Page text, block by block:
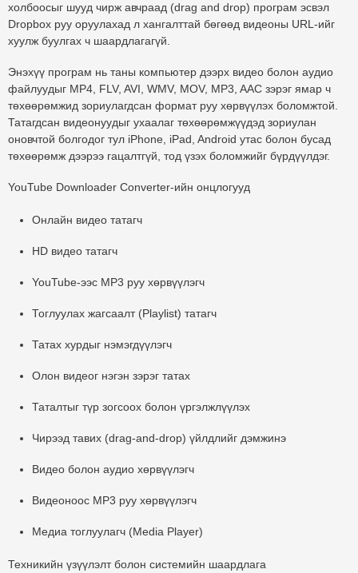
холбоосыг шууд чирж авчраад (drag and drop) програм эсвэл
Dropbox руу оруулахад л хангалттай бөгөөд видеоны URL-ийг
хуулж буулгах ч шаардлагагүй.
Энэхүү програм нь таны компьютер дээрх видео болон аудио
файлуудыг MP4, FLV, AVI, WMV, MOV, MP3, AAC зэрэг ямар ч
төхөөрөмжид зориулагдсан формат руу хөрвүүлэх боломжтой.
Татагдсан видеонуудыг ухаалаг төхөөрөмжүүдэд зориулан
оновчтой болгодог тул iPhone, iPad, Android утас болон бусад
төхөөрөмж дээрээ гацалтгүй, тод үзэх боломжийг бүрдүүлдэг.
YouTube Downloader Converter-ийн онцлогууд
Онлайн видео татагч
HD видео татагч
YouTube-ээс MP3 руу хөрвүүлэгч
Тоглуулах жагсаалт (Playlist) татагч
Татах хурдыг нэмэгдүүлэгч
Олон видеог нэгэн зэрэг татах
Таталтыг түр зогсоох болон үргэлжлүүлэх
Чирээд тавих (drag-and-drop) үйлдлийг дэмжинэ
Видео болон аудио хөрвүүлэгч
Видеоноос MP3 руу хөрвүүлэгч
Медиа тоглуулагч (Media Player)
Техникийн үзүүлэлт болон системийн шаардлага